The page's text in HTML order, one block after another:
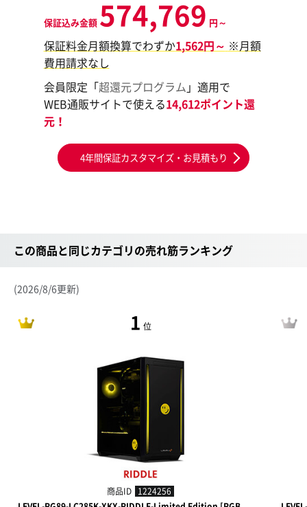
保証込み金額 574,769 円～
保証料金月額換算でわずか1,562円～ ※月額
費用請求なし
会員限定「超還元プログラム 」適用で
WEB通販サイトで使える14,612ポイント還
元！
4年間保証カスタマイズ・お見積もり
この商品と同じカテゴリの売れ筋ランキング
(2026/8/6更新)
1 位
商品ID 1224256